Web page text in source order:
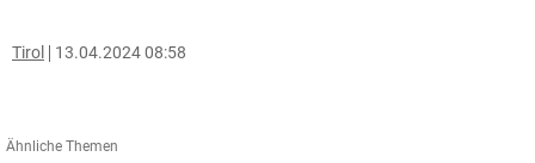
Tirol 13.04.2024 08:58
Ähnliche Themen